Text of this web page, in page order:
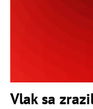
Vlak sa